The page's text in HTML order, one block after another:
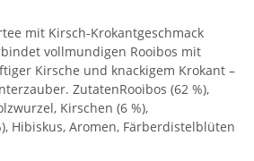
mit Kirsch-Krokantgeschmack
vollmundigen Rooibos mit
Kirsche und knackigem Krokant –
ZutatenRooibos (62 %),
Kirschen (6 %),
Hibiskus, Aromen, Färberdistelblüten